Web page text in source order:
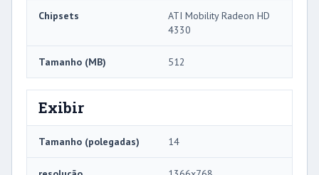
Chipsets
ATI Mobility Radeon HD
4330
Tamanho (MB) 512
Exibir
Tamanho (polegadas) 14